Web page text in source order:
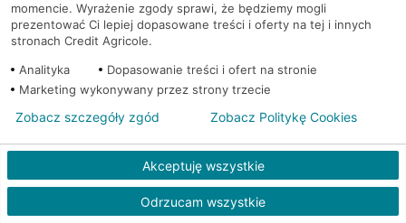
Zgierz, Armii Krajowej 2 Bankomat (Planet Cash)
Zgierz, ul. 3 Maja 4 Bankomat (Euronet)
Zgierz, ul. 3 Maja 4 Bankomat (Euronet)
Zgierz, ul. Armii Krajowej 10 Bankomat (Euronet)
momencie. Wyrażenie zgody sprawi, że będziemy mogli
prezentować Ci lepiej dopasowane treści i oferty na tej i innych
stronach Credit Agricole.
Analityka
Dopasowanie treści i ofert na stronie
Marketing wykonywany przez strony trzecie
Akceptuję wszystkie
Odrzucam wszystkie
Zobacz szczegóły zgód Zobacz Politykę Cookies